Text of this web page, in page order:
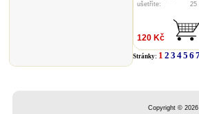
ušetříte:
25
120 Kč
Stránky: 1 2 3 45 6
Copyright ©